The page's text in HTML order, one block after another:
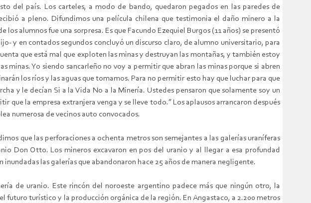
del país. Los carteles, a modo de bando, quedaron pegados en las paredes de
a pleno. Difundimos una película chilena que testimonia el daño minero a la
alumnos fue una sorpresa. Es que Facundo Ezequiel Burgos (11 años) se presentó
y en contados segundos concluyó un discurso claro, de alumno universitario, para
que está mal que exploten las minas y destruyan las montañas, y también estoy
Yo siendo sancarleño no voy a permitir que abran las minas porque si abren
los ríos y las aguas que tomamos. Para no permitir esto hay que luchar para que
y le decían Si a la Vida No a la Minería. Ustedes pensaron que solamente soy un
que la empresa extranjera venga y se lleve todo.” Los aplausos arrancaron después
numerosa de vecinos auto convocados.
que las perforaciones a ochenta metros son semejantes a las galerías uraníferas
Don Otto. Los mineros excavaron en pos del uranio y al llegar a esa profundad
las galerías que abandonaron hace 25 años de manera negligente.
de uranio. Este rincón del noroeste argentino padece más que ningún otro, la
turístico y la producción orgánica de la región. En Angastaco, a 2.200 metros